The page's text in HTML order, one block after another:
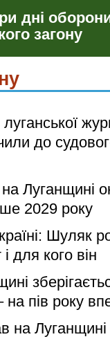
дні
загону
до
Луганщині
2029 року
Шуляк
для кого він
на пів року
на Луганщині